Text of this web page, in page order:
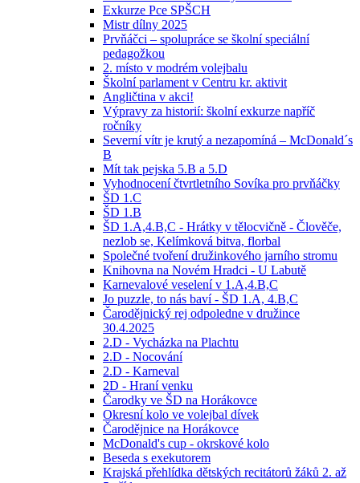
Exkurze Pce SPŠCH
Mistr dílny 2025
Prvňáčci – spolupráce se školní speciální
pedagožkou
2. místo v modrém volejbalu
Školní parlament v Centru kr. aktivit
Angličtina v akci!
Výpravy za historií: školní exkurze napříč
ročníky
Severní vítr je krutý a nezapomíná – McDonald´s
B
Mít tak pejska 5.B a 5.D
Vyhodnocení čtvrtletního Sovíka pro prvňáčky
ŠD 1.C
ŠD 1.B
ŠD 1.A,4.B,C - Hrátky v tělocvičně - Člověče,
nezlob se, Kelímková bitva, florbal
Společné tvoření družinkového jarního stromu
Knihovna na Novém Hradci - U Labutě
Karnevalové veselení v 1.A,4.B,C
Jo puzzle, to nás baví - ŠD 1.A, 4.B,C
Čarodějnický rej odpoledne v družince
30.4.2025
2.D - Vycházka na Plachtu
2.D - Nocování
2.D - Karneval
2D - Hraní venku
Čarodky ve ŠD na Horákovce
Okresní kolo ve volejbal dívek
Čarodějnice na Horákovce
McDonald's cup - okrskové kolo
Beseda s exekutorem
Krajská přehlídka dětských recitátorů žáků 2. až